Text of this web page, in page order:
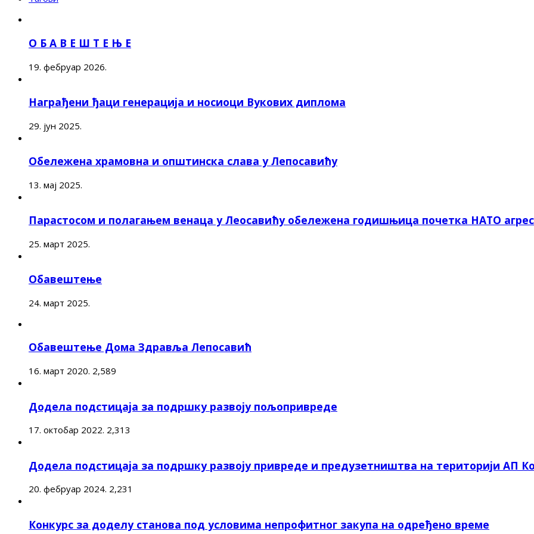
О Б А В Е Ш Т Е Њ Е
19. фебруар 2026.
Награђени ђаци генерација и носиоци Вукових диплома
29. јун 2025.
Обележена храмовна и општинска слава у Лепосавићу
13. мај 2025.
Парастосом и полагањем венаца у Леосавићу обележена годишњица почетка НАТО
25. март 2025.
Обавештење
24. март 2025.
Обавештење Дома Здравља Лепосавић
16. март 2020. 2,589
Додела подстицаја за подршку развоју пољопривреде
17. октобар 2022. 2,313
Додела подстицаја за подршку развоју привреде и предузетништва на територији АП
20. фебруар 2024. 2,231
Конкурс за доделу станова под условима непрофитног закупа на одређено време